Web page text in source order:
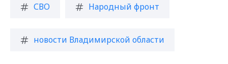
СВО Народный фронт
новости Владимирской области